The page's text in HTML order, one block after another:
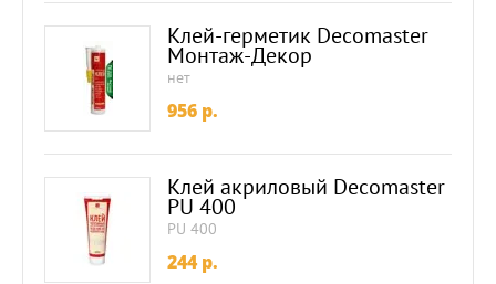
Клей-герметик Decomaster
Монтаж-Декор
нет
956 p.
Клей акриловый Decomaster
PU 400
PU 400
244p.